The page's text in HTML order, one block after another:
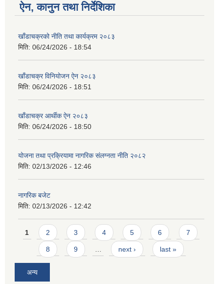
ऐन, कानुन तथा निर्देशिका
खाँडाचक्रको नीति तथा कार्यक्रम २०८३
मिति: 06/24/2026 - 18:54
खाँडाचक्र विनियोजन ऐन २०८३
मिति: 06/24/2026 - 18:51
खाँडाचक्र आर्थीक ऐन २०८३
मिति: 06/24/2026 - 18:50
योजना तथा प्रक्रियामा नागरिक संलग्नता नीति २०८२
मिति: 02/13/2026 - 12:46
नागरिक बजेट
मिति: 02/13/2026 - 12:42
Pages
1 2 3 4 5 6 7
8 9 … next › last »
अन्य